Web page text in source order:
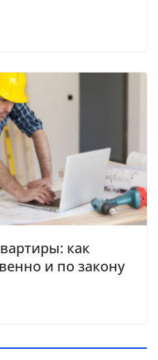
как
и по закону